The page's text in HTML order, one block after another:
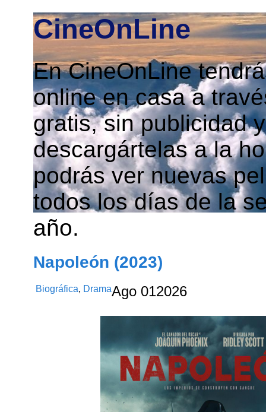
CineOnLine
En CineOnLine
online en casa a
gratis, sin publicidad
descargártelas a la
podrás ver nuevas
todos los días de la
año.
Napoleón (2023)
Biográfica, DramaAgo 012026